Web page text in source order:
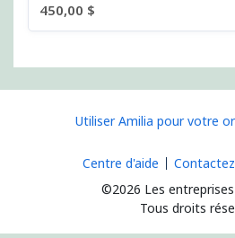
450,00 $
Utiliser Amilia pour votre
©2026 Les
Tous droits
Centre d'aide